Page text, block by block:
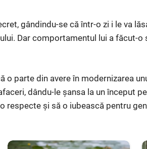
gândindu-se că într-o zi i le va
Dar comportamentul lui a făcut-o
o parte din avere în modernizarea
dându-le șansa la un început
respecte și să o iubească pentru